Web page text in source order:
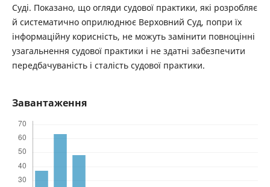
Суді. Показано, що огляди судової практики, які розробляє
й систематично оприлюднює Верховний Суд, попри їх
інформаційну корисність, не можуть замінити повноцінні
узагальнення судової практики і не здатні забезпечити
передбачуваність і сталість судової практики.
Завантаження